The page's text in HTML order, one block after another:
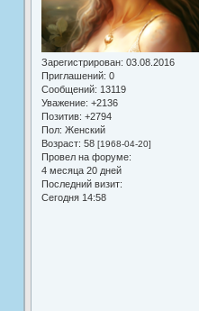
Зарегистрирован: 03.08.2016
Приглашений: 0
Сообщений: 13119
Уважение: +2136
Позитив: +2794
Пол: Женский
Возраст: 58 [1968-04-20]
Провел на форуме:
4 месяца 20 дней
Последний визит:
Сегодня 14:58